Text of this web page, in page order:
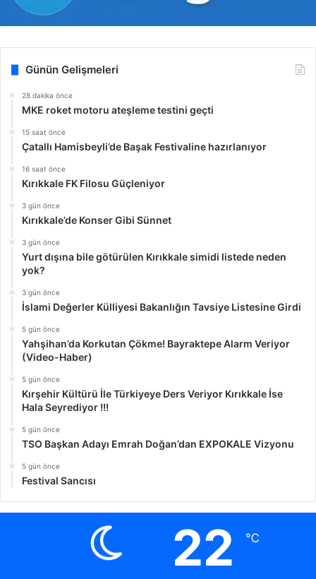
Günün Gelişmeleri
28 dakika önce
MKE roket motoru ateşleme testini geçti
15 saat önce
Çatallı Hamisbeyli’de Başak Festivaline hazırlanıyor
16 saat önce
Kırıkkale FK Filosu Güçleniyor
3 gün önce
Kırıkkale’de Konser Gibi Sünnet
3 gün önce
Yurt dışına bile götürülen Kırıkkale simidi listede neden
yok?
3 gün önce
İslami Değerler Külliyesi Bakanlığın Tavsiye Listesine Girdi
5 gün önce
Yahşihan’da Korkutan Çökme! Bayraktepe Alarm Veriyor
(Video-Haber)
5 gün önce
Kırşehir Kültürü İle Türkiyeye Ders Veriyor Kırıkkale İse
Hala Seyrediyor !!!
5 gün önce
TSO Başkan Adayı Emrah Doğan’dan EXPOKALE Vizyonu
5 gün önce
Festival Sancısı
22 ℃